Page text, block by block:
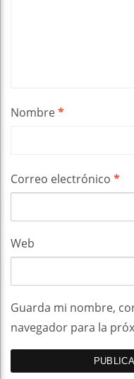
Nombre*
Correo electrónico *
Web
Guarda mi nombre,
navegador para la